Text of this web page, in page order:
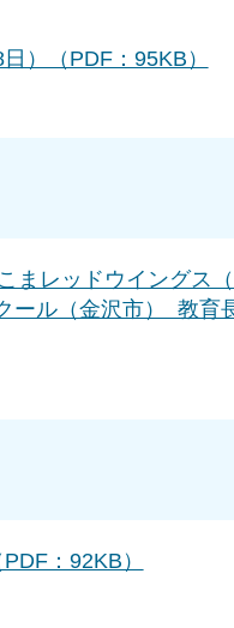
）（PDF：95KB）
まレッドウイングス
ール（金沢市） 教育
：92KB）